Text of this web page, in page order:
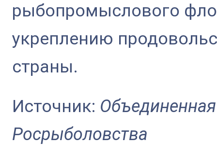
рыбопромыслового
укреплению
страны.
Источник:
Росрыболовства